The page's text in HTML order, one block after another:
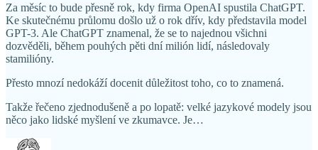
Za měsíc to bude přesně rok, kdy firma OpenAI spustila ChatGPT.
Ke skutečnému průlomu došlo už o rok dřív, kdy představila model
GPT-3. Ale ChatGPT znamenal, že se to najednou všichni
dozvěděli, během pouhých pěti dní milión lidí, následovaly
stamilióny.
Přesto mnozí nedokáží docenit důležitost toho, co to znamená.
Takže řečeno zjednodušeně a po lopatě: velké jazykové modely jsou
něco jako lidské myšlení ve zkumavce. Je…